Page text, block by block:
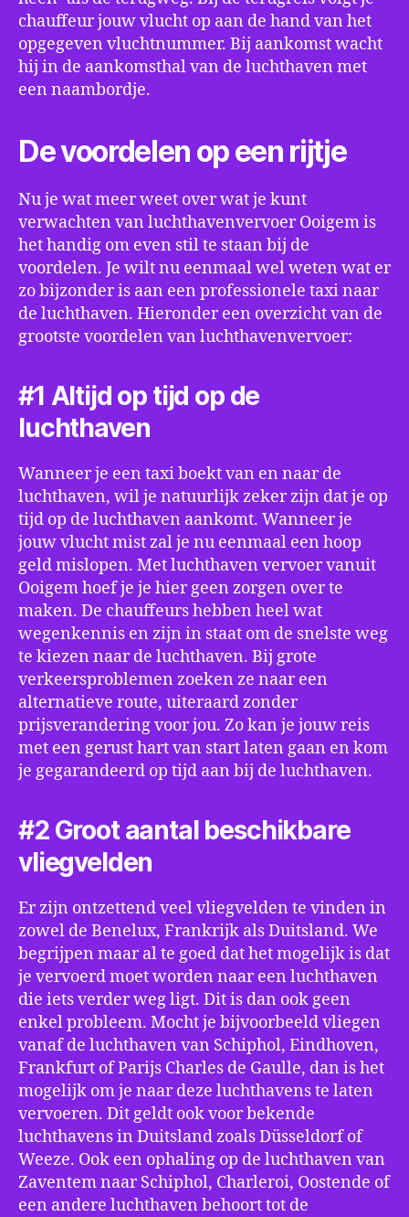
chauffeur jouw vlucht op aan de hand van het
opgegeven vluchtnummer. Bij aankomst wacht
hij in de aankomsthal van de luchthaven met
een naambordje.
De voordelen op een rijtje
Nu je wat meer weet over wat je kunt
verwachten van luchthavenvervoer Ooigem is
het handig om even stil te staan bij de
voordelen. Je wilt nu eenmaal wel weten wat er
zo bijzonder is aan een professionele taxi naar
de luchthaven. Hieronder een overzicht van de
grootste voordelen van luchthavenvervoer:
#1 Altijd op tijd op de
luchthaven
Wanneer je een taxi boekt van en naar de
luchthaven, wil je natuurlijk zeker zijn dat je op
tijd op de luchthaven aankomt. Wanneer je
jouw vlucht mist zal je nu eenmaal een hoop
geld mislopen. Met luchthaven vervoer vanuit
Ooigem hoef je je hier geen zorgen over te
maken. De chauffeurs hebben heel wat
wegenkennis en zijn in staat om de snelste weg
te kiezen naar de luchthaven. Bij grote
verkeersproblemen zoeken ze naar een
alternatieve route, uiteraard zonder
prijsverandering voor jou. Zo kan je jouw reis
met een gerust hart van start laten gaan en kom
je gegarandeerd op tijd aan bij de luchthaven.
#2 Groot aantal beschikbare
vliegvelden
Er zijn ontzettend veel vliegvelden te vinden in
zowel de Benelux, Frankrijk als Duitsland. We
begrijpen maar al te goed dat het mogelijk is dat
je vervoerd moet worden naar een luchthaven
die iets verder weg ligt. Dit is dan ook geen
enkel probleem. Mocht je bijvoorbeeld vliegen
vanaf de luchthaven van Schiphol, Eindhoven,
Frankfurt of Parijs Charles de Gaulle, dan is het
mogelijk om je naar deze luchthavens te laten
vervoeren. Dit geldt ook voor bekende
luchthavens in Duitsland zoals Düsseldorf of
Weeze. Ook een ophaling op de luchthaven van
Zaventem naar Schiphol, Charleroi, Oostende of
een andere luchthaven behoort tot de